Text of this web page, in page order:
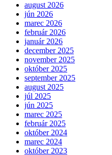
august 2026
jún 2026
marec 2026
február 2026
január 2026
december 2025
november 2025
október 2025
september 2025
august 2025
júl 2025
jún 2025
marec 2025
február 2025
október 2024
marec 2024
október 2023